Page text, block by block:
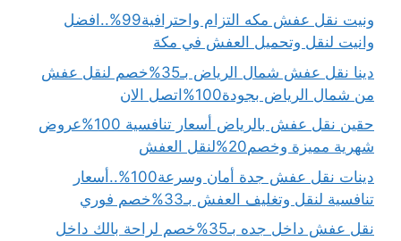
ونيت نقل عفش مكه التزام واحترافية99%..افضل
وانيت لنقل وتحميل العفش في مكة
دينا نقل عفش شمال الرياض بـ35%خصم لنقل عفش
من شمال الرياض بجودة100%اتصل الان
حقين نقل عفش بالرياض أسعار تنافسية 100%عروض
شهرية مميزة وخصم20%لنقل العفش
دينات نقل عفش جدة أمان وسرعة100%..أسعار
تنافسية لنقل وتغليف العفش بـ33%خصم فوري
نقل عفش داخل جده بـ35%خصم لراحة بالك داخل